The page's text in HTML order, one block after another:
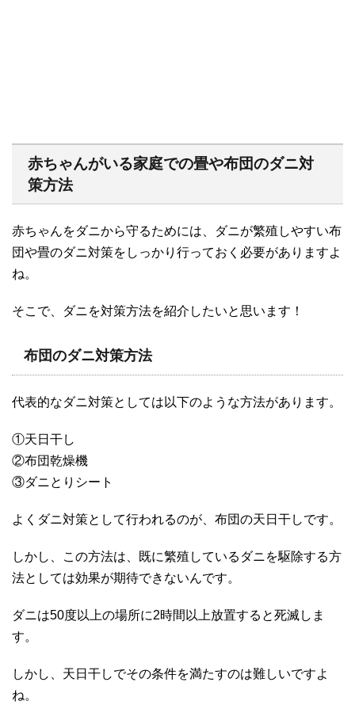
赤ちゃんがいる家庭での畳や布団のダニ対
策方法
赤ちゃんをダニから守るためには、ダニが繁殖しやすい布
団や畳のダニ対策をしっかり行っておく必要がありますよ
ね。
そこで、ダニを対策方法を紹介したいと思います！
布団のダニ対策方法
代表的なダニ対策としては以下のような方法があります。
①天日干し
②布団乾燥機
③ダニとりシート
よくダニ対策として行われるのが、布団の天日干しです。
しかし、この方法は、既に繁殖しているダニを駆除する方
法としては効果が期待できないんです。
ダニは50度以上の場所に2時間以上放置すると死滅しま
す。
しかし、天日干しでその条件を満たすのは難しいですよ
ね。